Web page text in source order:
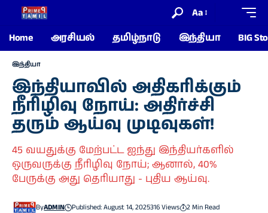
Aa
Home
அரசியல் தமிழ்நாடு இந்தியா BIG
இந்தியா
இந்தியாவில் அதிகரிக்கும்
நீரிழிவு நோய்: அதிர்ச்சி
தரும் ஆய்வு முடிவுகள்!
45 வயதுக்கு மேற்பட்ட ஐந்து இந்தியர்களில்
ஒருவருக்கு நீரிழிவு நோய்; ஆனால், 40%
பேருக்கு அது தெரியாது - புதிய ஆய்வு.
ByADMIN Published: August 14, 2025316 Views 2 Min Read